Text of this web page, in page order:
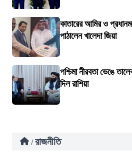
কাতারের আমির ও
পাঠালেন খালেদা জিয়া
পশ্চিমা নীরবতা ভেঙে
দিল রাশিয়া
/ রাজনীতি